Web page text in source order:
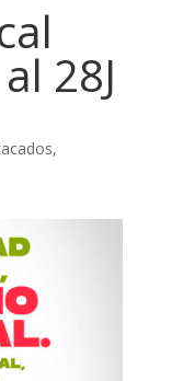
28J
,